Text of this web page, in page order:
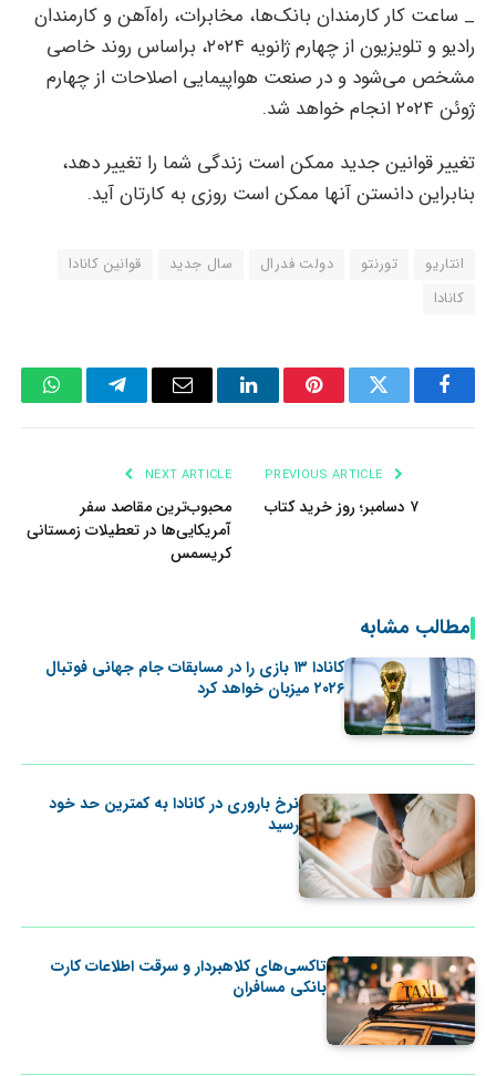
_ ساعت کار کارمندان بانک‌ها، مخابرات، راه‌آهن و کارمندان
رادیو و تلویزیون از چهارم ژانویه ۲۰۲۴، براساس روند خاصی
مشخص می‌شود و در صنعت هواپیمایی اصلاحات از چهارم
ژوئن ۲۰۲۴ انجام خواهد شد.
تغییر قوانین جدید ممکن است زندگی شما را تغییر دهد،
بنابراین دانستن آنها ممکن است روزی به کارتان آید.
انتاریو تورنتو دولت فدرال سال جدید
قوانین کانادا
کانادا
Facebook
Twitter
Pinterest
LinkedIn
Email
Telegram
۷ دسامبر؛ روز خرید کتاب
NEXT ARTICLE
محبوب‌ترین مقاصد سفر
آمریکایی‌ها در تعطیلات زمستانی
کریسمس
مطالب مشابه
کانادا ۱۳ بازی را در مسابقات جام جهانی فوتبال
۲۰۲۶ میزبان خواهد کرد
نرخ باروری در کانادا به کمترین حد خود
رسید
تاکسی‌های کلاهبردار و سرقت اطلاعات کارت
بانکی مسافران